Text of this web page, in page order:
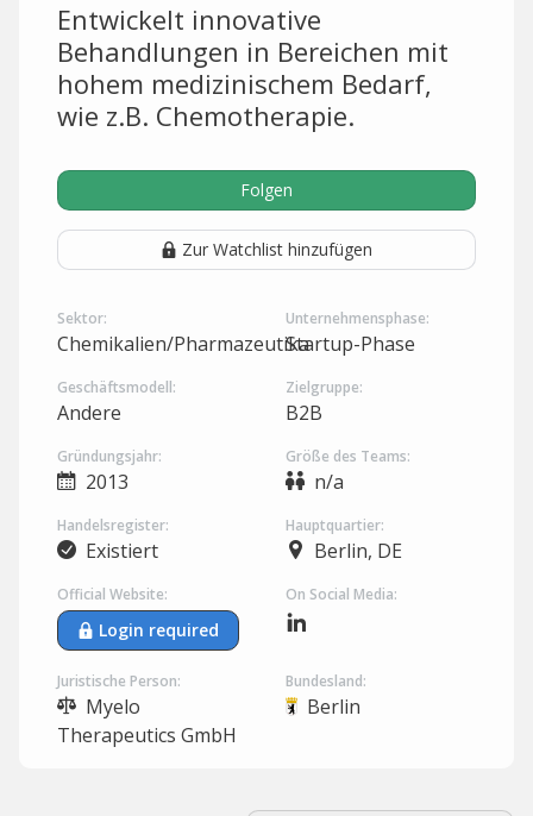
Entwickelt innovative
Behandlungen in Bereichen mit
hohem medizinischem Bedarf,
wie z.B. Chemotherapie.
Folgen
Zur Watchlist hinzufügen
Sektor:
Chemikalien/Pharmazeutika
Unternehmensphase:
Startup-Phase
Geschäftsmodell:
Andere
Zielgruppe:
B2B
Gründungsjahr:
2013
Größe des Teams:
n/a
Handelsregister:
Existiert
Hauptquartier:
Berlin, DE
Official Website:
Login required
On Social Media:
Juristische Person:
Myelo
Therapeutics GmbH
Bundesland:
Berlin